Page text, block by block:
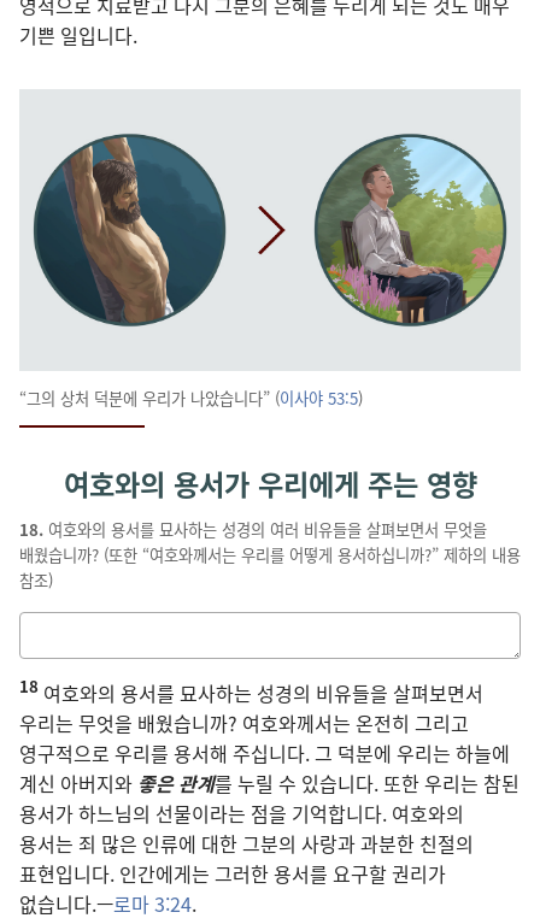
기쁜 일입니다.
“그의 상처 덕분에 우리가 나았습니다” (이사야 53:5)
여호와의 용서가 우리에게 주는 영향
18. 여호와의 용서를 묘사하는 성경의 여러 비유들을 살펴보면서 무엇을
배웠습니까? (또한 “여호와께서는 우리를 어떻게 용서하십니까?” 제하의 내용
참조)
적는
칸
18 여호와의 용서를 묘사하는 성경의 비유들을 살펴보면서
우리는 무엇을 배웠습니까? 여호와께서는 온전히 그리고
영구적으로 우리를 용서해 주십니다. 그 덕분에 우리는 하늘에
계신 아버지와 좋은 관계를 누릴 수 있습니다. 또한 우리는 참된
용서가 하느님의 선물이라는 점을 기억합니다. 여호와의
용서는 죄 많은 인류에 대한 그분의 사랑과 과분한 친절의
표현입니다. 인간에게는 그러한 용서를 요구할 권리가
없습니다.—로마 3:24.